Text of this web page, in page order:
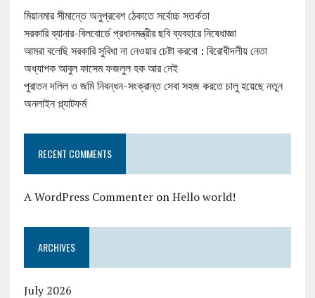
মিয়ানমার সীমান্তে অনুপ্রবেশ ঠেকাতে সর্বোচ্চ সতর্কতা
সরকারি ব্যানার-বিলবোর্ডে প্রধানমন্ত্রীর ছবি ব্যবহারে নিষেধাজ্ঞা
আমরা বলেছি সরকারি সুবিধা না নেওয়ার চেষ্টা করবো : বিরোধীদলীয় নেতা
অধ্যাপক আবুল কাসেম ফজলুল হক আর নেই
পুরাতন দলিল ও জমি নিবন্ধন-সংক্রান্ত সেবা সহজ করতে চালু হয়েছে নতুন
অনলাইন প্ল্যাটফর্ম
RECENT COMMENTS
A WordPress CommenteronHello world!
ARCHIVES
July 2026